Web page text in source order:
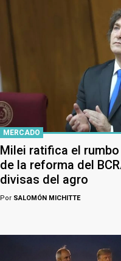
MERCADO
Milei ratifica el
de la reforma del
divisas del agro
Por SALOMÓN MICHITTE